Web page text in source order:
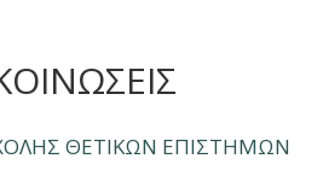
ΘΕΤΙΚΏΝ ΕΠΙΣΤΗΜΏΝ